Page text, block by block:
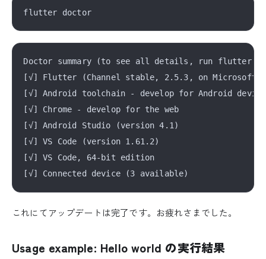
flutter doctor
Doctor summary (to see all details, run flutter
[√] Flutter (Channel stable, 2.5.3, on Microsoft
[√] Android toolchain - develop for Android
[√] Chrome - develop for the web
[√] Android Studio (version 4.1)
[√] VS Code (version 1.61.2)
[√] VS Code, 64-bit edition
これにてアップデートは完了です。お疲れさまでした。
Usage example: Hello world の実行結果